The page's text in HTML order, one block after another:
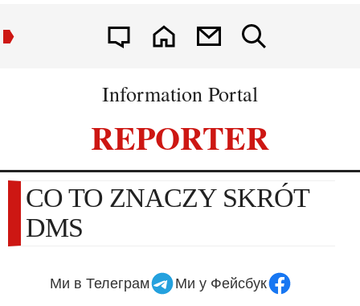
Information Portal
REPORTER
CO TO ZNACZY SKRÓT
DMS
Ми в Телеграм Ми у Фейсбук